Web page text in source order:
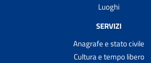
Luoghi
SERVIZI
Anagrafe e stato civile
Cultura e tempo libero